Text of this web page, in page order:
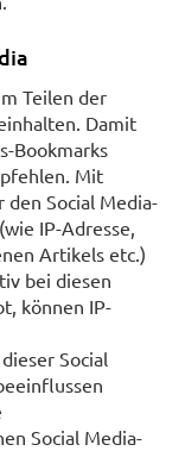
Teilen der
Damit
Bookmarks
Mit
Social Media-
IP-Adresse,
Artikels etc.)
bei diesen
können IP-
Social
Social Media-